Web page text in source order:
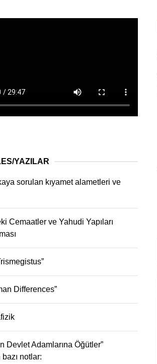
YAZILAR
sorulan kıyamet alametleri ve
Cemaatler ve Yahudi Yapıları
Differences”
Devlet Adamlarına Öğütler”
bazı notlar: